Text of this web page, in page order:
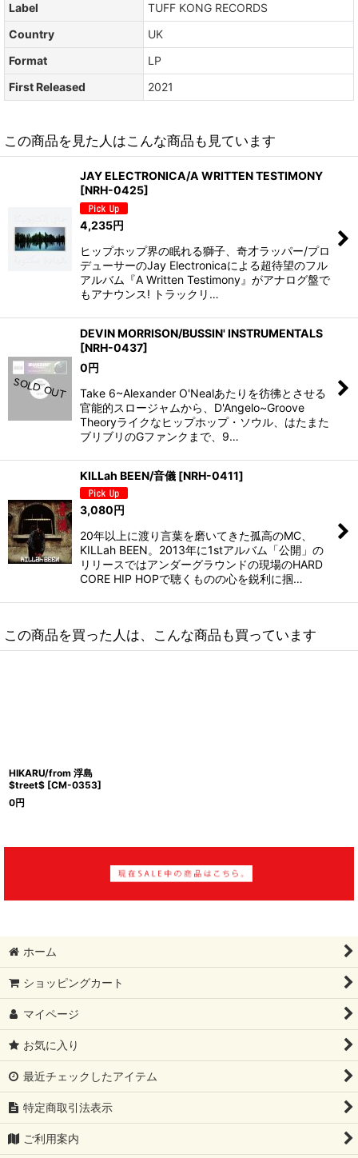
Label
TUFF KONG RECORDS
Country
UK
Format
LP
First Released
2021
この商品を見た人はこんな商品も見ています
JAY ELECTRONICA/A WRITTEN TESTIMONY
[NRH-0425]
4,235円
ヒップホップ界の眠れる獅子、奇才ラッパー/プロ
デューサーのJay Electronicaによる超待望のフル
アルバム『A Written Testimony』がアナログ盤で
もアナウンス! トラックリ…
DEVIN MORRISON/BUSSIN' INSTRUMENTALS
[NRH-0437]
0円
Take 6~Alexander O'Nealあたりを彷彿とさせる
官能的スロージャムから、D'Angelo~Groove
Theoryライクなヒップホップ・ソウル、はたまた
ブリブリのGファンクまで、9…
KILLah BEEN/音儀 [NRH-0411]
3,080円
20年以上に渡り言葉を磨いてきた孤高のMC、
KILLah BEEN。2013年に1stアルバム「公開」の
リリースではアンダーグラウンドの現場のHARD
CORE HIP HOPで聴くものの心を鋭利に掴…
この商品を買った人は、こんな商品も買っています
HIKARU/from 浮島
$treet$ [CM-0353]
0円
ホーム
ショッピングカート
マイページ
お気に入り
最近チェックしたアイテム
特定商取引法表示
ご利用案内